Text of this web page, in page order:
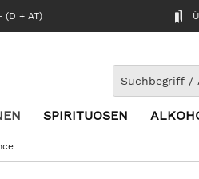
(D + AT)
SPIRITUOSEN